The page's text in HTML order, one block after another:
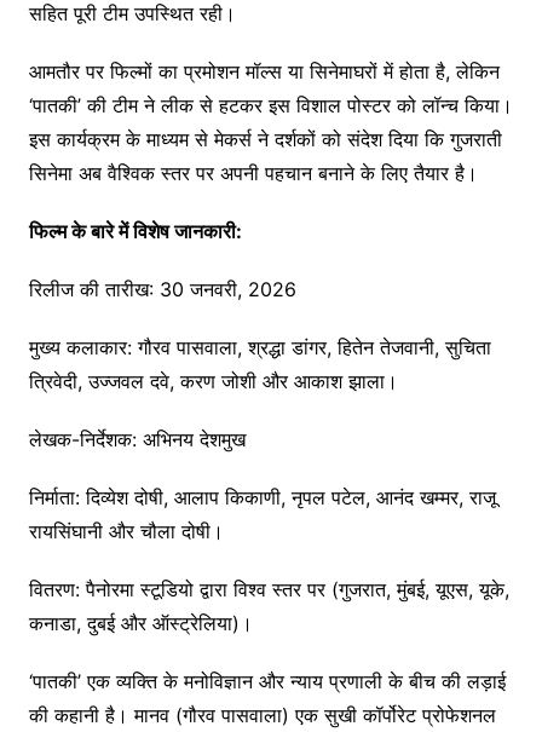
सहित पूरी टीम उपस्थित रही।
आमतौर पर फिल्मों का प्रमोशन मॉल्स या सिनेमाघरों में होता है, लेकिन
‘पातकी’ की टीम ने लीक से हटकर इस विशाल पोस्टर को लॉन्च किया।
इस कार्यक्रम के माध्यम से मेकर्स ने दर्शकों को संदेश दिया कि गुजराती
सिनेमा अब वैश्विक स्तर पर अपनी पहचान बनाने के लिए तैयार है।
फिल्म के बारे में विशेष जानकारी:
रिलीज की तारीख: 30 जनवरी, 2026
मुख्य कलाकार: गौरव पासवाला, श्रद्धा डांगर, हितेन तेजवानी, सुचिता
त्रिवेदी, उज्जवल दवे, करण जोशी और आकाश झाला।
लेखक-निर्देशक: अभिनय देशमुख
निर्माता: दिव्येश दोषी, आलाप किकाणी, नृपल पटेल, आनंद खम्मर, राजू
रायसिंघानी और चौला दोषी।
वितरण: पैनोरमा स्टूडियो द्वारा विश्व स्तर पर (गुजरात, मुंबई, यूएस, यूके,
कनाडा, दुबई और ऑस्ट्रेलिया)।
‘पातकी’ एक व्यक्ति के मनोविज्ञान और न्याय प्रणाली के बीच की लड़ाई
की कहानी है। मानव (गौरव पासवाला) एक सुखी कॉर्पोरेट प्रोफेशनल